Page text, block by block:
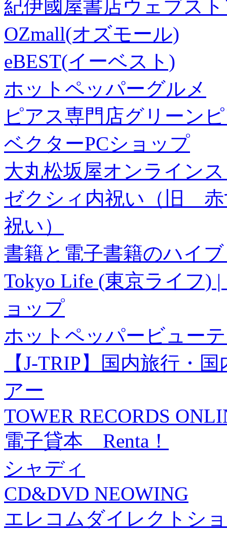
紀伊國屋書店ウェブス
OZmall(オズモール)
eBEST(イーベスト)
ホットペッパーグルメ
ピアス専門店グリーン
ベクターPCショップ
大丸松坂屋オンライン
ゼクシィ内祝い（旧 赤
祝い）
書籍と電子書籍のハイ
Tokyo Life (東京ライフ)
ョップ
ホットペッパービュー
【J-TRIP】国内旅行・
アー
TOWER RECORDS
電子貸本 Renta！
シャディ
CD&DVD NEOWING
エレコムダイレクトシ